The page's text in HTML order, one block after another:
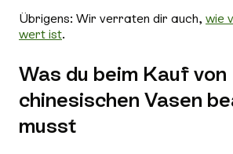
Übrigens: Wir verraten dir auch, wie
wert ist.
Was du beim Kauf von
chinesischen Vasen
musst